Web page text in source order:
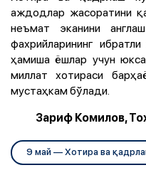
аждодлар жасоратини
неъмат эканини
фахрийларининг
ҳамиша ёшлар учун
миллат хотираси
мустаҳкам бўлади.
Зариф Комилов,
9 май — Хотира ва